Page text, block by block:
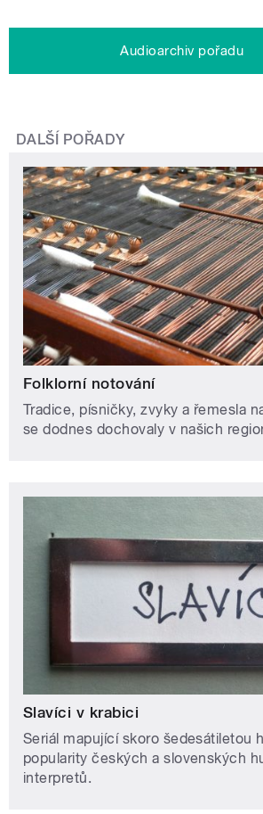
Audioarchiv pořadu
DALŠÍ POŘADY
Folklorní notování
Tradice, písničky, zvyky a řemesla
se dodnes dochovaly v našich
Slavíci v krabici
Seriál mapující skoro šedesátiletou
popularity českých a slovenských
interpretů.